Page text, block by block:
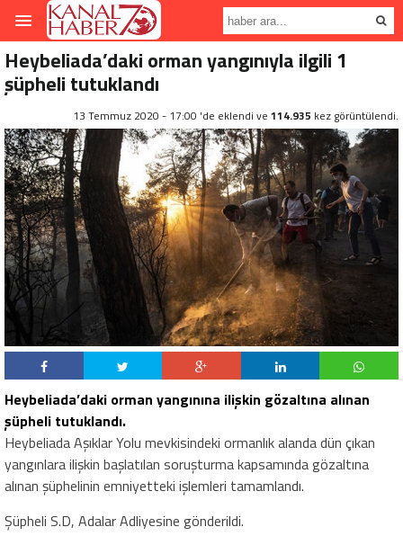
Heybeliada’daki orman yangınıyla ilgili 1
şüpheli tutuklandı
13 Temmuz 2020 - 17:00 'de eklendi ve 114.935 kez görüntülendi.
Heybeliada’daki orman yangınına ilişkin gözaltına alınan
şüpheli tutuklandı.
Heybeliada Aşıklar Yolu mevkisindeki ormanlık alanda dün çıkan
yangınlara ilişkin başlatılan soruşturma kapsamında gözaltına
alınan şüphelinin emniyetteki işlemleri tamamlandı.
Şüpheli S.D, Adalar Adliyesine gönderildi.